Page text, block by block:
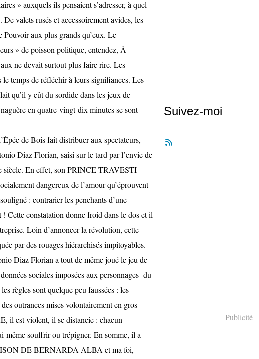
» auxquels ils pensaient s’adresser, à quel
De valets rusés et accessoirement avides, les
Pouvoir aux plus grands qu’eux. Le
» de poisson politique, entendez, À
ne devait surtout plus faire rire. Les
le temps de réfléchir à leurs signifiances. Les
qu’il y eût du sordide dans les jeux de
en quatre-vingt-dix minutes se sont
de Bois fait distribuer aux spectateurs,
Diaz Florian, saisi sur le tard par l’envie de
siècle. En effet, son PRINCE TRAVESTI
dangereux de l’amour qu’éprouvent
: contrarier les penchants d’une
Cette constatation donne froid dans le dos et il
Loin d’annoncer la révolution, cette
par des rouages hiérarchisés impitoyables.
Diaz Florian a tout de même joué le jeu de
sociales imposées aux personnages -du
règles sont quelque peu faussées : les
outrances mises volontairement en gros
il est violent, il se distancie : chacun
même souffrir ou trépigner. En somme, il a
DE BERNARDA ALBA et ma foi,
Suivez-moi
Publicité